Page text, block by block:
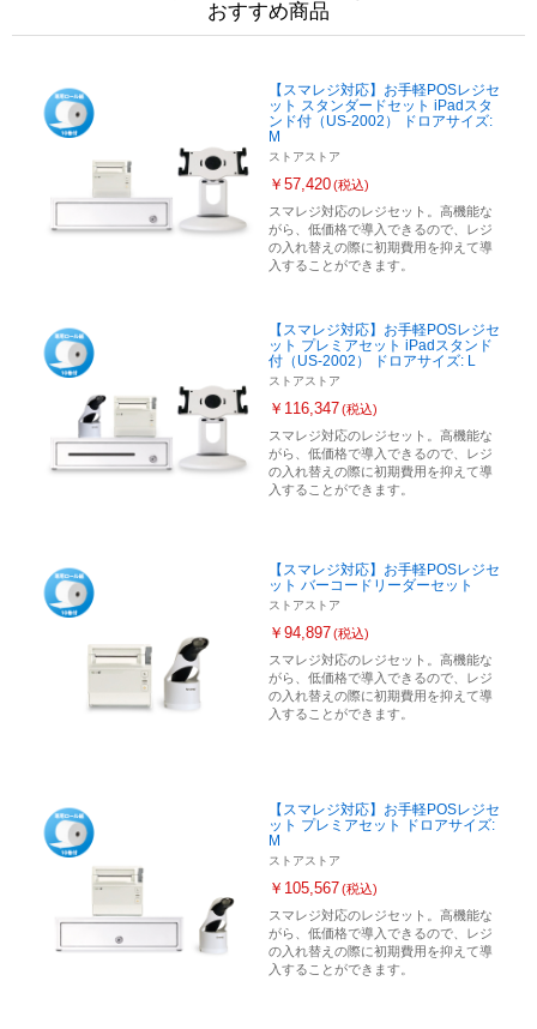
おすすめ商品
【スマレジ対応】お手軽POSレジセ
ット スタンダードセット iPadスタ
ンド付（US-2002） ドロアサイズ:
M
ストアストア
￥57,420(税込)
スマレジ対応のレジセット。高機能な
がら、低価格で導入できるので、レジ
の入れ替えの際に初期費用を抑えて導
入することができます。
【スマレジ対応】お手軽POSレジセ
ット プレミアセット iPadスタンド
付（US-2002） ドロアサイズ: L
ストアストア
￥116,347(税込)
スマレジ対応のレジセット。高機能な
がら、低価格で導入できるので、レジ
の入れ替えの際に初期費用を抑えて導
入することができます。
【スマレジ対応】お手軽POSレジセ
ット バーコードリーダーセット
ストアストア
￥94,897(税込)
スマレジ対応のレジセット。高機能な
がら、低価格で導入できるので、レジ
の入れ替えの際に初期費用を抑えて導
入することができます。
【スマレジ対応】お手軽POSレジセ
ット プレミアセット ドロアサイズ:
M
ストアストア
￥105,567(税込)
スマレジ対応のレジセット。高機能な
がら、低価格で導入できるので、レジ
の入れ替えの際に初期費用を抑えて導
入することができます。